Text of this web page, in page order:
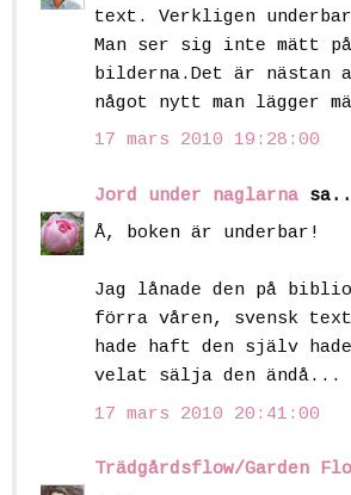
text. Verkligen
Man ser sig inte mätt på
bilderna.Det är nästan
något nytt man lägger
17 mars 2010 19:28:00
Jord under naglarna
Å, boken är underbar!
Jag lånade den på
förra våren, svensk
hade haft den själv
velat sälja den ändå...
17 mars 2010 20:41:00
Trädgårdsflow/Garden